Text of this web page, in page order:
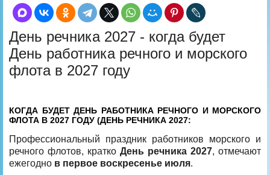
День речника 2027 - когда будет
День работника речного и морского
флота в 2027 году
КОГДА БУДЕТ ДЕНЬ РАБОТНИКА РЕЧНОГО И МОРСКОГО
ФЛОТА В 2027 ГОДУ (ДЕНЬ РЕЧНИКА 2027:
Профессиональный праздник работников морского и
речного флотов, кратко День речника 2027, отмечают
ежегодно в первое воскресенье июля.